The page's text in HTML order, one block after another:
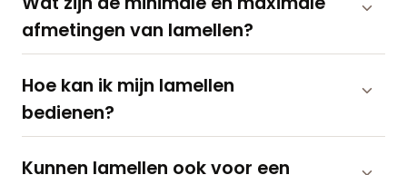
afmetingen van lamellen?
Hoe kan ik mijn lamellen
bedienen?
Kunnen lamellen ook voor een